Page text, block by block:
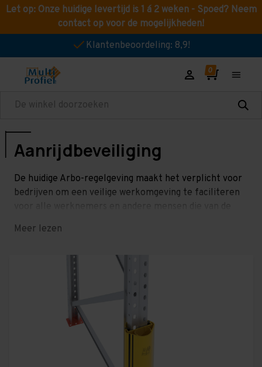
Let op: Onze huidige levertijd is 1 á 2 weken - Spoed? Neem
contact op voor de mogelijkheden!
Klantenbeoordeling: 8,9!
Zoeken
Aanrijdbeveiliging
De huidige Arbo-regelgeving maakt het verplicht voor
bedrijven om een veilige werkomgeving te faciliteren
magazijnen voorzien dienen te worden van
overkoepelende term voor diverse
beveiligingsmiddelen, welke zijn ontworpen om schade
door aanrijdingen te voorkomen.
Meer lezen